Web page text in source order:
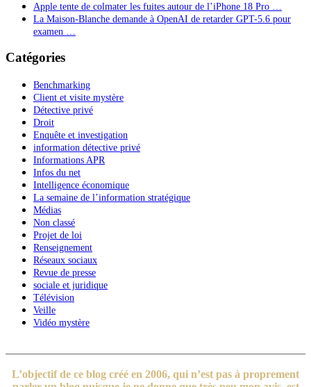
Apple tente de colmater les fuites autour de l’iPhone 18 Pro …
La Maison-Blanche demande à OpenAI de retarder GPT-5.6 pour
examen …
Catégories
Benchmarking
Client et visite mystère
Détective privé
Droit
Enquête et investigation
information détective privé
Informations APR
Infos du net
Intelligence économique
La semaine de l’information stratégique
Médias
Non classé
Projet de loi
Renseignement
Réseaux sociaux
Revue de presse
sociale et juridique
Télévision
Veille
Vidéo mystère
L’objectif de ce blog créé en 2006, qui n’est pas à proprement